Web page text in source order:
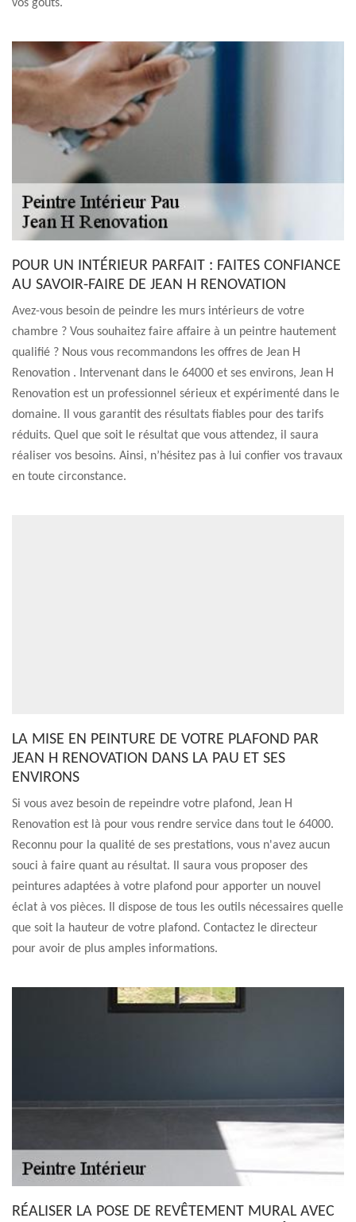
vos goûts.
POUR UN INTÉRIEUR PARFAIT : FAITES CONFIANCE
AU SAVOIR-FAIRE DE JEAN H RENOVATION
Avez-vous besoin de peindre les murs intérieurs de votre
chambre ? Vous souhaitez faire affaire à un peintre hautement
qualifié ? Nous vous recommandons les offres de Jean H
Renovation . Intervenant dans le 64000 et ses environs, Jean H
Renovation est un professionnel sérieux et expérimenté dans le
domaine. Il vous garantit des résultats fiables pour des tarifs
réduits. Quel que soit le résultat que vous attendez, il saura
réaliser vos besoins. Ainsi, n’hésitez pas à lui confier vos travaux
en toute circonstance.
LA MISE EN PEINTURE DE VOTRE PLAFOND PAR
JEAN H RENOVATION DANS LA PAU ET SES
ENVIRONS
Si vous avez besoin de repeindre votre plafond, Jean H
Renovation est là pour vous rendre service dans tout le 64000.
Reconnu pour la qualité de ses prestations, vous n'avez aucun
souci à faire quant au résultat. Il saura vous proposer des
peintures adaptées à votre plafond pour apporter un nouvel
éclat à vos pièces. Il dispose de tous les outils nécessaires quelle
que soit la hauteur de votre plafond. Contactez le directeur
pour avoir de plus amples informations.
RÉALISER LA POSE DE REVÊTEMENT MURAL AVEC